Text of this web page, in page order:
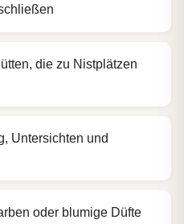
die zu Nistplätzen
Untersichten und
oder blumige Düfte